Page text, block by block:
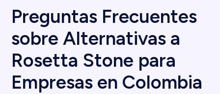
Preguntas Frecuentes
sobre Alternativas a
Rosetta Stone para
Empresas en Colombia